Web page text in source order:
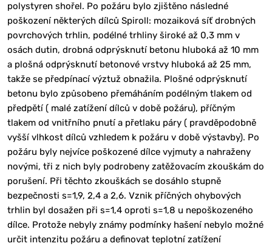
polystyren shořel. Po požáru bylo zjištěno následné
poškození některých dílců Spiroll: mozaiková síť drobných
povrchových trhlin, podélné trhliny široké až 0,3 mm v
osách dutin, drobná odprýsknutí betonu hluboká až 10 mm
a plošná odprýsknutí betonové vrstvy hluboká až 25 mm,
takže se předpínací výztuž obnažila. Plošné odprýsknutí
betonu bylo způsobeno přemáháním podélným tlakem od
předpětí ( malé zatížení dílců v době požáru), příčným
tlakem od vnitřního pnutí a přetlaku páry ( pravděpodobně
vyšší vlhkost dílců vzhledem k požáru v době výstavby). Po
požáru byly nejvíce poškozené dílce vyjmuty a nahraženy
novými, tři z nich byly podrobeny zatěžovacím zkouškám do
porušení. Při těchto zkouškách se dosáhlo stupně
bezpečnosti s=1,9, 2,4 a 2,6. Vznik příčných ohybových
trhlin byl dosažen při s=1,4 oproti s=1,8 u nepoškozeného
dílce. Protože nebyly známy podmínky hašení nebylo možné
určit intenzitu požáru a definovat teplotní zatížení